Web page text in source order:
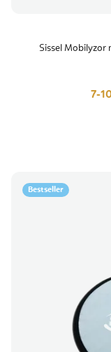
Sissel Mobilyzor
7-
Bestseller